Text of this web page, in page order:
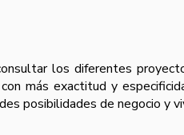
los diferentes
más exactitud y
posibilidades de negocio y